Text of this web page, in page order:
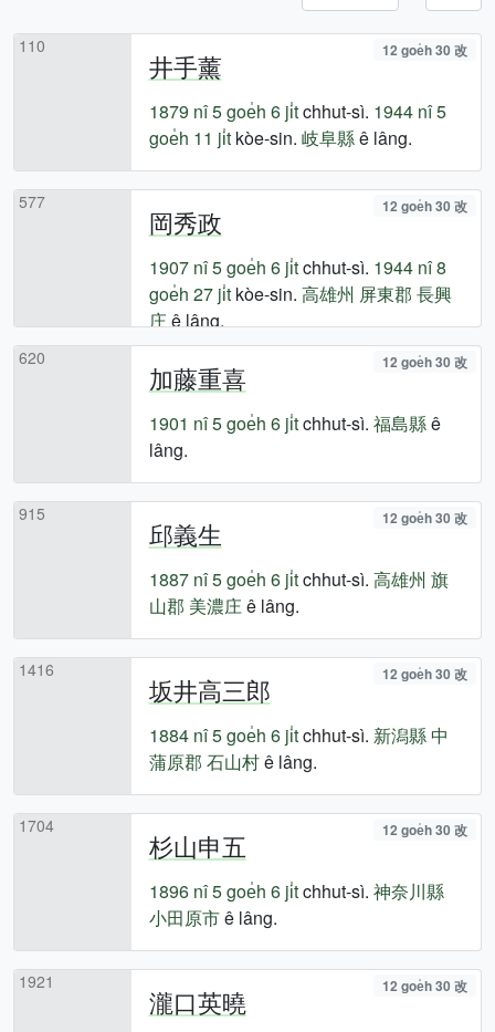
110
井手薰 12 goe̍h 30 改
1879 nî5 goe̍h 6 ji̍tchhut-sì. 1944 nî5
goe̍h 11 ji̍tkòe-sin. 岐阜縣ê lâng.
577
岡秀政 12 goe̍h 30 改
1907 nî5 goe̍h 6 ji̍tchhut-sì. 1944 nî8
goe̍h 27 ji̍tkòe-sin. 高雄州 屏東郡 長興
庄ê lâng.
620
加藤重喜 12 goe̍h 30 改
1901 nî5 goe̍h 6 ji̍tchhut-sì. 福島縣ê
lâng.
915
邱義生 12 goe̍h 30 改
1887 nî5 goe̍h 6 ji̍tchhut-sì. 高雄州 旗
山郡 美濃庄ê lâng.
1416
坂井高三郎 12 goe̍h 30 改
1884 nî5 goe̍h 6 ji̍tchhut-sì. 新潟縣中
蒲原郡 石山村ê lâng.
1704
杉山申五 12 goe̍h 30 改
1896 nî5 goe̍h 6 ji̍tchhut-sì. 神奈川縣
小田原市ê lâng.
1921
瀧口英曉 12 goe̍h 30 改